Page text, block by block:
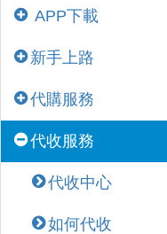
APP下載
新手上路
代購服務
代收服務
代收中心
如何代收